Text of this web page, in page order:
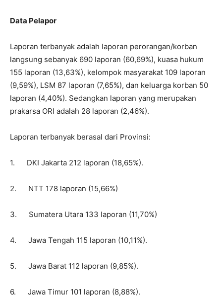
Data Pelapor
Laporan terbanyak adalah laporan perorangan/korban
langsung sebanyak 690 laporan (60,69%), kuasa hukum
155 laporan (13,63%), kelompok masyarakat 109 laporan
(9,59%), LSM 87 laporan (7,65%), dan keluarga korban 50
laporan (4,40%). Sedangkan laporan yang merupakan
prakarsa ORI adalah 28 laporan (2,46%).
Laporan terbanyak berasal dari Provinsi:
1. DKI Jakarta 212 laporan (18,65%).
2. NTT 178 laporan (15,66%)
3. Sumatera Utara 133 laporan (11,70%)
4. Jawa Tengah 115 laporan (10,11%).
5. Jawa Barat 112 laporan (9,85%).
6. Jawa Timur 101 laporan (8,88%).